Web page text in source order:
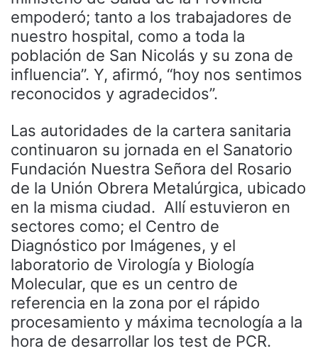
empoderó; tanto a los trabajadores de
nuestro hospital, como a toda la
población de San Nicolás y su zona de
influencia”. Y, afirmó, “hoy nos sentimos
reconocidos y agradecidos”.
Las autoridades de la cartera sanitaria
continuaron su jornada en el Sanatorio
Fundación Nuestra Señora del Rosario
de la Unión Obrera Metalúrgica, ubicado
en la misma ciudad. Allí estuvieron en
sectores como; el Centro de
Diagnóstico por Imágenes, y el
laboratorio de Virología y Biología
Molecular, que es un centro de
referencia en la zona por el rápido
procesamiento y máxima tecnología a la
hora de desarrollar los test de PCR.